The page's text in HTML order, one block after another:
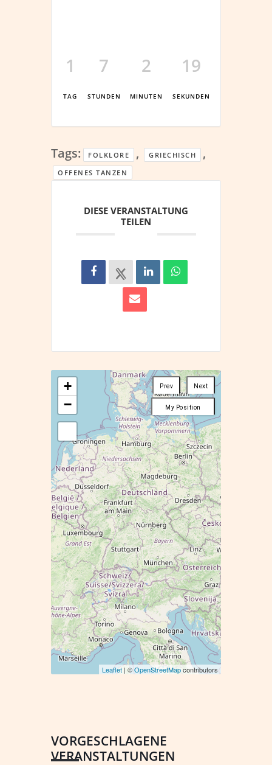
1
TAG
7
STUNDEN
2
MINUTEN
18
SEKUNDEN
Tags: FOLKLORE , GRIECHISCH ,
OFFENES TANZEN
DIESE VERANSTALTUNG
TEILEN
Next
Prev
My Position
+
−
Leaflet | ©OpenStreetMapcontributors
VORGESCHLAGENE
VERANSTALTUNGEN